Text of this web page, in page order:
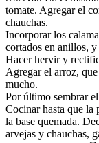
tomate. Agregar el
chauchas.
Incorporar los
cortados en anillos,
Hacer hervir y
Agregar el arroz,
mucho.
Por último sembrar
Cocinar hasta que la
la base quemada.
arvejas y chauchas,